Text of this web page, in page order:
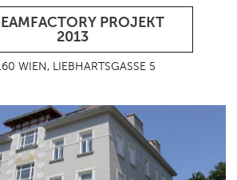
PROJEKT
2013
WIEN, LIEBHARTSGASSE 5